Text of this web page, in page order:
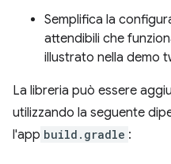
Semplifica la
attendibili che
illustrato nella demo
La libreria può essere
utilizzando la seguente
l'app build.gradle :